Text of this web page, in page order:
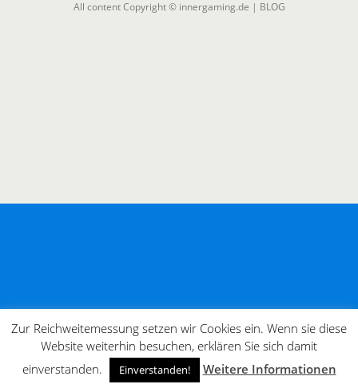
All content Copyright © innergaming.de | BLOG
Zur Reichweitemessung setzen wir Cookies ein. Wenn sie diese
Website weiterhin besuchen, erklären Sie sich damit
einverstanden.
Einverstanden! Weitere Informationen